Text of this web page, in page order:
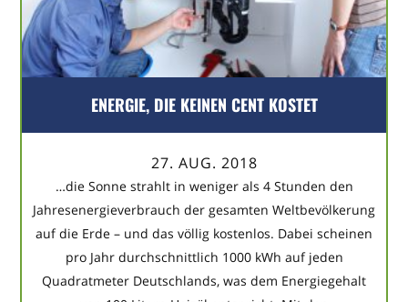
ENERGIE, DIE KEINEN CENT KOSTET
27. AUG. 2018
…die Sonne strahlt in weniger als 4 Stunden den
Jahresenergieverbrauch der gesamten Weltbevölkerung
auf die Erde – und das völlig kostenlos. Dabei scheinen
pro Jahr durchschnittlich 1000 kWh auf jeden
Quadratmeter Deutschlands, was dem Energiegehalt